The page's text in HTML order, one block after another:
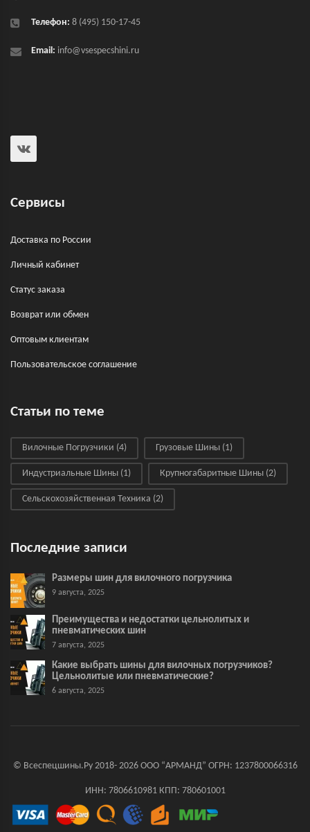
Телефон: 8 (495) 150-17-45
Email: info@vsespecshini.ru
Сервисы
Доставка по России
Личный кабинет
Статус заказа
Возврат или обмен
Оптовым клиентам
Пользовательское соглашение
Статьи по теме
Вилочные Погрузчики (4) Грузовые Шины (1)
Индустриальные Шины (1) Крупногабаритные Шины (2)
Сельскохозяйственная Техника (2)
Последние записи
Размеры шин для вилочного погрузчика
9 августа, 2025
Преимущества и недостатки цельнолитых и
пневматических шин
7 августа, 2025
Какие выбрать шины для вилочных погрузчиков?
Цельнолитые или пневматические?
6 августа, 2025
© Всеспецшины.Ру 2018- 2026 ООО “АРМАНД” ОГРН: 1237800066316
ИНН: 7806610981 КПП: 780601001